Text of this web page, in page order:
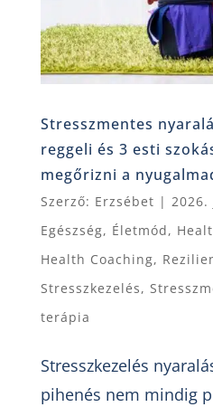
Stresszmentes
reggeli és 3 esti
megőrizni a
Szerző: Erzsébet |
Egészség, Életmód,
Health Coaching,
Stresszkezelés,
terápia
Stresszkezelés
pihenés nem mindig